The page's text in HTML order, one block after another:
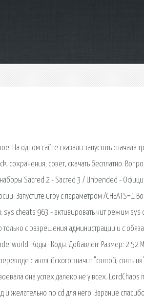
На одном сайте сказали запустить сначала
совет, скачать бесплатно.
Sacred 2 - Sacred 3 / Unbended -
Запустите игру с параметром /CHEATS=1
sys cheats 963 - активировать чит режим sys
с разрешения администрации и с
Коды · Коды. Добавлен: Размер: 2.52
с английского значит "святой,
она успех далеко не у всех.
желательно no cd для него. Зарание